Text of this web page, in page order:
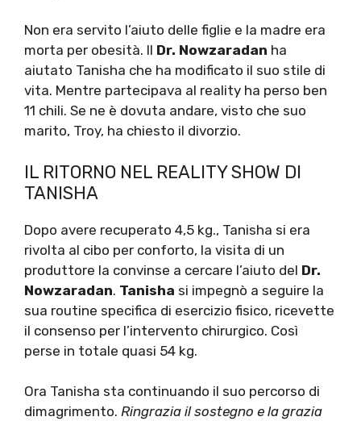
Non era servito l’aiuto delle figlie e la madre era
morta per obesità. Il Dr. Nowzaradan ha
aiutato Tanisha che ha modificato il suo stile di
vita. Mentre partecipava al reality ha perso ben
11 chili. Se ne è dovuta andare, visto che suo
marito, Troy, ha chiesto il divorzio.
IL RITORNO NEL REALITY SHOW DI
TANISHA
Dopo avere recuperato 4,5 kg., Tanisha si era
rivolta al cibo per conforto, la visita di un
produttore la convinse a cercare l’aiuto del Dr.
Nowzaradan. Tanisha si impegnò a seguire la
sua routine specifica di esercizio fisico, ricevette
il consenso per l’intervento chirurgico. Così
perse in totale quasi 54 kg.
Ora Tanisha sta continuando il suo percorso di
dimagrimento. Ringrazia il sostegno e la grazia